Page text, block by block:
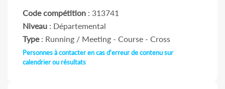
Code compétition : 313741
Niveau : Départemental
Type: Running / Meeting - Course - Cross
Personnes à contacter en cas d'erreur de contenu sur
calendrier ou résultats